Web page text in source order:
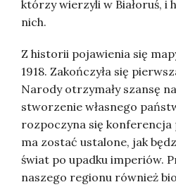
którzy wierzyli w Białoruś, i
nich.
Z historii pojawienia się
1918. Zakończyła się
Narody otrzymały szansę
stworzenie własnego
rozpoczyna się
ma zostać ustalone, jak
świat po upadku imperiów.
naszego regionu również